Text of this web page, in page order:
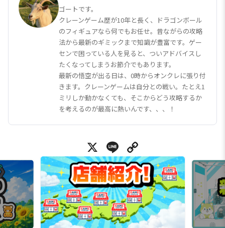
ゴートです。
クレーンゲーム歴が10年と長く、ドラゴンボール
のフィギュアなら何でもお任せ。昔ながらの攻略
法から最新のギミックまで知識が豊富です。ゲー
センで困っている人を見ると、ついアドバイスし
たくなってしまうお節介でもあります。
最新の悟空が出る日は、0時からオンクレに張り付
きます。クレーンゲームは自分との戦い。たとえ1
ミリしか動かなくても、そこからどう攻略するか
を考えるのが最高に熱いんです、、、！
X Line